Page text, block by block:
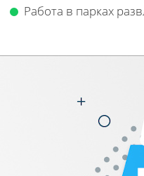
Работа в парках